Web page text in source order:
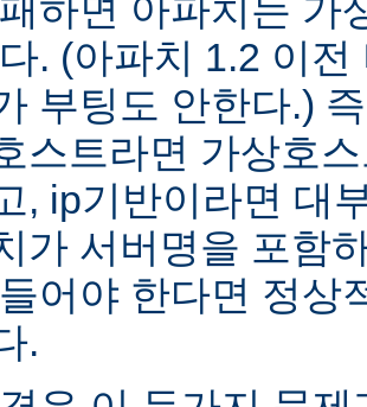
하면 아파치는 가
. (아파치 1.2 이
부팅도 안한다.)
스트라면 가상호
, ip기반이라면 대
가 서버명을 포함
어야 한다면 정상
.